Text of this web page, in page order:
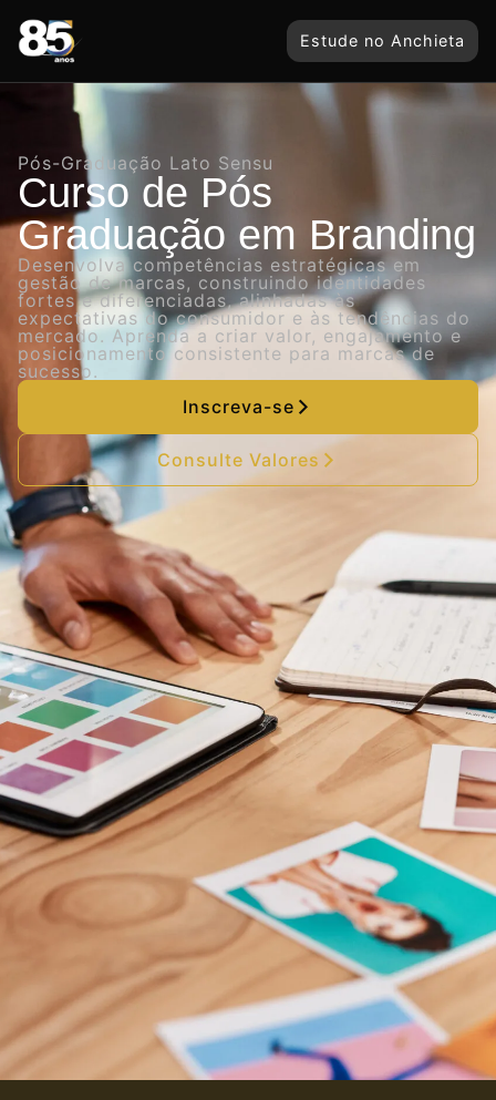
Estude no Anchieta
Pós-Graduação Lato Sensu
Curso de Pós
Graduação em Branding
Desenvolva competências estratégicas em
gestão de marcas, construindo identidades
fortes e diferenciadas, alinhadas às
expectativas do consumidor e às tendências do
mercado. Aprenda a criar valor, engajamento e
posicionamento consistente para marcas de
sucesso.
Inscreva-se
Consulte Valores